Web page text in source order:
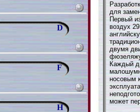
D
F
H
для
Первый
воздух
двумя
Каждый
носовым
может